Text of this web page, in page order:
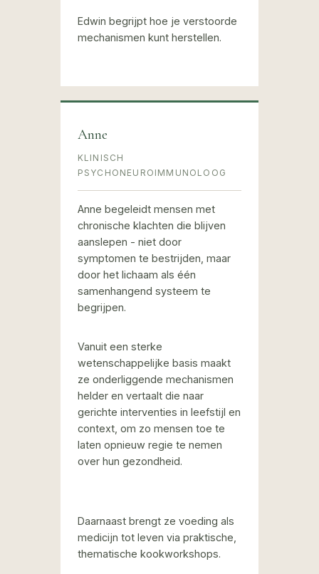
Edwin begrijpt hoe je verstoorde
mechanismen kunt herstellen.
Anne
KLINISCH
PSYCHONEUROIMMUNOLOOG
Anne begeleidt mensen met
chronische klachten die blijven
aanslepen - niet door
symptomen te bestrijden, maar
door het lichaam als één
samenhangend systeem te
begrijpen.
Vanuit een sterke
wetenschappelijke basis maakt
ze onderliggende mechanismen
helder en vertaalt die naar
gerichte interventies in leefstijl en
context, om zo mensen toe te
laten opnieuw regie te nemen
over hun gezondheid.
Daarnaast brengt ze voeding als
medicijn tot leven via praktische,
thematische kookworkshops.